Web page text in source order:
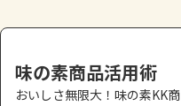
味の素商品活用術
おいしさ無限大！味の素KK商